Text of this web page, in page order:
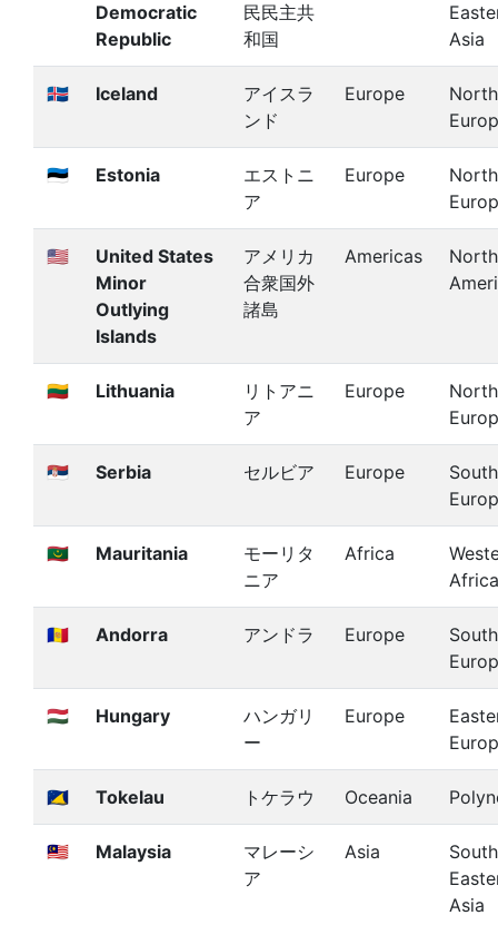
Democratic
Republic
民民主共
和国
Asia
🇮🇸 Iceland
アイスラ
ンド
Europe
🇪🇪 Estonia
エストニ
ア
Europe
🇺🇲
United States
Minor
Outlying
Islands
アメリカ
合衆国外
諸島
Americas
🇱🇹 Lithuania
リトアニ
ア
Europe
🇷🇸 Serbia セルビア Europe
🇲🇷 Mauritania
モーリタ
ニア
Africa
Africa
🇦🇩 Andorra アンドラ Europe
🇭🇺 Hungary
ハンガリ
ー
Europe
🇹🇰 Tokelau トケラウ Oceania
🇲🇾 Malaysia
マレーシ
ア
Asia
Asia